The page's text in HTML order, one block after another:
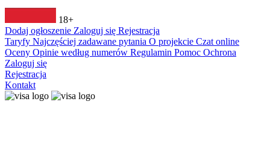
18+
Dodaj ogłoszenie Zaloguj się Rejestracja
Taryfy Najczęściej zadawane pytania O projekcie Czat online
Oceny Opinie według numerów Regulamin Pomoc Ochrona
Zaloguj się
Rejestracja
Kontakt